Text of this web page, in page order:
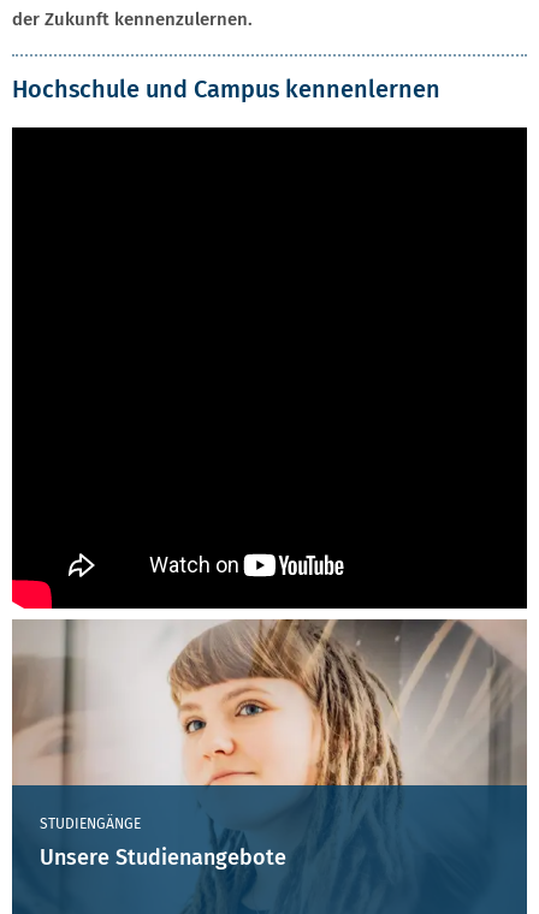
der Zukunft kennenzulernen.
Hochschule und Campus kennenlernen
STUDIENGÄNGE
Unsere Studienangebote